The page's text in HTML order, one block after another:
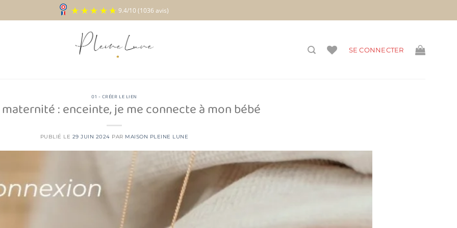
SE CONNECTER
01 - CRÉER LE LIEN
: enceinte, je me connecte à mon bébé
PUBLIÉ LE 29 JUIN 2024 PAR MAISON PLEINE LUNE